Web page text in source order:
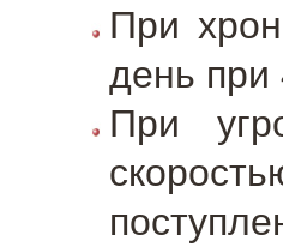
При
день при
При